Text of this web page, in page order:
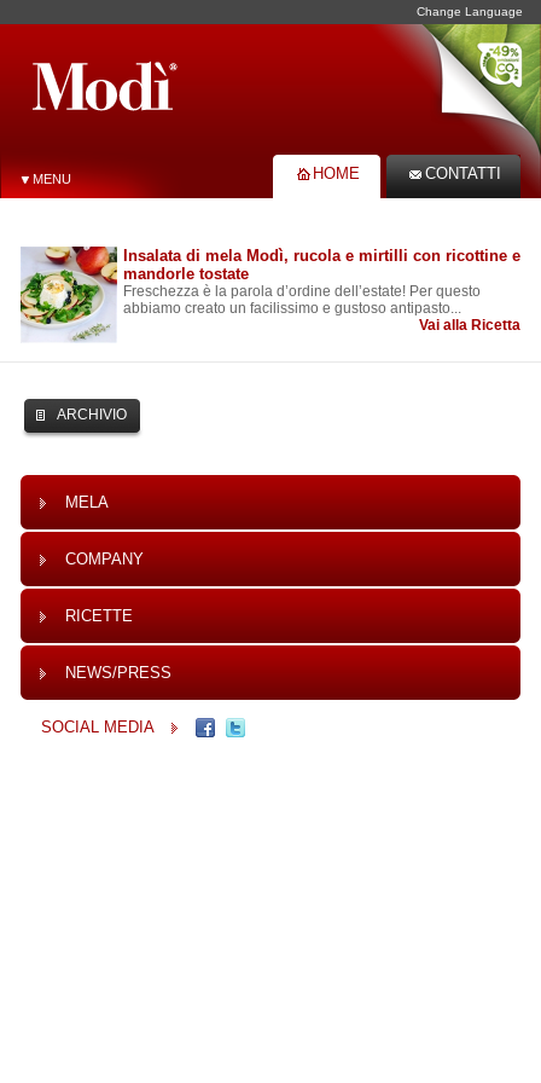
Change Language
MENU CONTATTI
HOME
Insalata di mela Modì, rucola e mirtilli con ricottine e
mandorle tostate
Freschezza è la parola d’ordine dell’estate! Per questo
abbiamo creato un facilissimo e gustoso antipasto...
Vai alla Ricetta
ARCHIVIO
MELA
COMPANY
RICETTE
NEWS/PRESS
SOCIAL MEDIA